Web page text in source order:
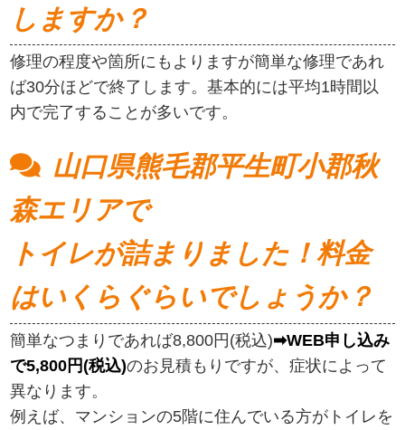
しますか？
修理の程度や箇所にもよりますが簡単な修理であれ
ば30分ほどで終了します。基本的には平均1時間以
内で完了することが多いです。
山口県熊毛郡平生町小郡秋
森エリアで
トイレが詰まりました！料金
はいくらぐらいでしょうか？
簡単なつまりであれば8,800円(税込)➡WEB申し込み
で5,800円(税込)のお見積もりですが、症状によって
異なります。
例えば、マンションの5階に住んでいる方がトイレを